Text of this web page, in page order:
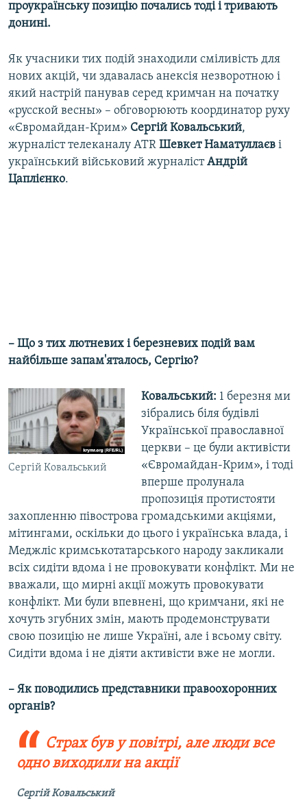
проукраїнську позицію почались тоді і тривають
донині.
Як учасники тих подій знаходили сміливість для
нових акцій, чи здавалась анексія незворотною і
який настрій панував серед кримчан на початку
«русской весны» – обговорюють координатор руху
«Євромайдан-Крим» Сергій Ковальський,
журналіст телеканалу ATR Шевкет Наматуллаєв і
український військовий журналістАндрій
Цаплієнко.
– Що з тих лютневих і березневих подій вам
найбільше запам'яталось, Сергію?
Сергій Ковальський
Ковальський: 1 березня ми
зібрались біля будівлі
Української православної
церкви – це були активісти
«Євромайдан-Крим», і тоді
вперше пролунала
пропозиція протистояти
захопленню півострова громадськими акціями,
мітингами, оскільки до цього і українська влада, і
Меджліс кримськотатарського народу закликали
всіх сидіти вдома і не провокувати конфлікт. Ми не
вважали, що мирні акції можуть провокувати
конфлікт. Ми були впевнені, що кримчани, які не
хочуть згубних змін, мають продемонструвати
свою позицію не лише Україні, але і всьому світу.
Сидіти вдома і не діяти активісти вже не могли.
– Як поводились представники правоохоронних
органів?
Страх був у повітрі, але люди все
одно виходили на акції
Сергій Ковальський